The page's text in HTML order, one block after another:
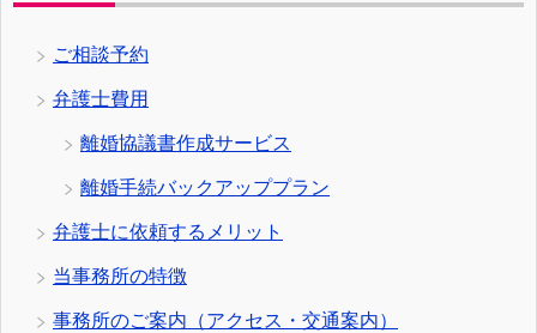
ご相談予約
弁護士費用
離婚協議書作成サービス
離婚手続バックアッププラン
弁護士に依頼するメリット
当事務所の特徴
事務所のご案内（アクセス・交通案内）